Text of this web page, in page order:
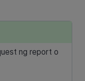
ng report o